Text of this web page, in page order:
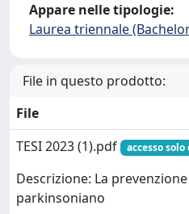
Appare nelle tipologie:
Laurea triennale
File in questo prodotto:
File
TESI 2023 (1).pdf
accesso
Descrizione: La
parkinsoniano